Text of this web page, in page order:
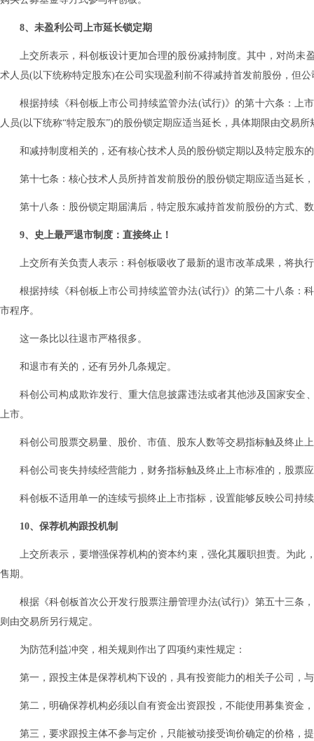
8、未盈利公司上市延长锁定期
上交所表示，科创板设计更加合理的股份减持制度。其中，对尚
术人员(以下统称特定股东)在公司实现盈利前不得减持首发前股份，但
根据持续《科创板上市公司持续监管办法(试行)》的第十六条：上
人员(以下统称“特定股东”)的股份锁定期应适当延长，具体期限由交易所
和减持制度相关的，还有核心技术人员的股份锁定期以及特定股东
第十七条：核心技术人员所持首发前股份的股份锁定期应适当延长
第十八条：股份锁定期届满后，特定股东减持首发前股份的方式、
9、史上最严退市制度：直接终止！
上交所有关负责人表示：科创板吸收了最新的退市改革成果，将执
根据持续《科创板上市公司持续监管办法(试行)》的第二十八条：
市程序。
这一条比以往退市严格很多。
和退市有关的，还有另外几条规定。
科创公司构成欺诈发行、重大信息披露违法或者其他涉及国家安
上市。
科创公司股票交易量、股价、市值、股东人数等交易指标触及终止
科创公司丧失持续经营能力，财务指标触及终止上市标准的，股票
科创板不适用单一的连续亏损终止上市指标，设置能够反映公司持
10、保荐机构跟投机制
上交所表示，要增强保荐机构的资本约束，强化其履职担责。为
售期。
根据《科创板首次公开发行股票注册管理办法(试行)》第五十三条
则由交易所另行规定。
为防范利益冲突，相关规则作出了四项约束性规定：
第一，跟投主体是保荐机构下设的，具有投资能力的相关子公司，
第二，明确保荐机构必须以自有资金出资跟投，不能使用募集资金
第三，要求跟投主体不参与定价，只能被动接受询价确定的价格，